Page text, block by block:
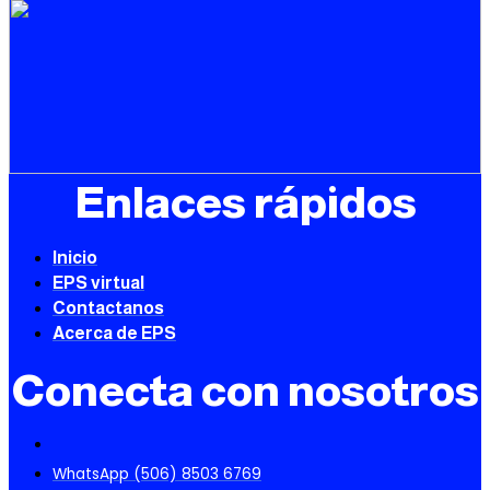
Enlaces rápidos
Inicio
EPS virtual
Contactanos
Acerca de EPS
Conecta con nosotros
WhatsApp (506) 8503 6769